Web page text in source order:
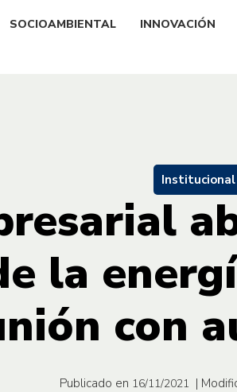
SOCIOAMBIENTAL INNOVACIÓN
Institucional
la
con
Publicado en 16/11/2021 |